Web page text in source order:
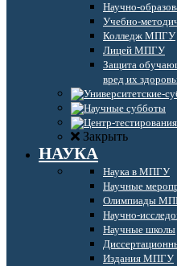
Научно-
Учебно-
Колледж МПГУ
Лицей МПГУ
Защита
вред их
Закрыть
НАУКА
Наука в МПГУ
Научные
Олимпиады
Научно-
Научные школы
Издания МПГУ